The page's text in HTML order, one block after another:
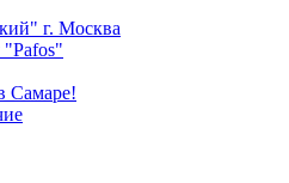
г. Москва
"Pafos"
Самаре!